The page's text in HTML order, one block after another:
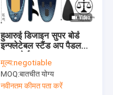
हुआरुई डिजाइन सुपर बोर्ड
इन्फ्लेटेबल स्टैंड अप पैडल
मूल्य:negotiable
MOQ:बातचीत योग्य
नवीनतम कीमत पता करें